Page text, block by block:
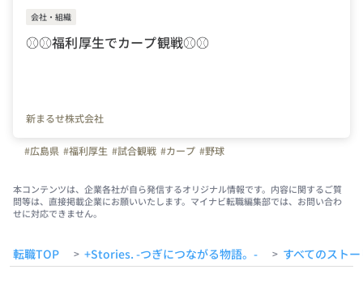
会社・組織
⚾⚾福利厚生でカープ観戦⚾⚾
新まるせ株式会社
#広島県 #福利厚生 #試合観戦 #カープ #野球
本コンテンツは、企業各社が自ら発信するオリジナル情報です。内容に関するご質
問等は、直接掲載企業にお願いいたします。マイナビ転職編集部では、お問い合わ
せに対応できません。
転職TOP > +Stories. -つぎにつながる物語。- > すべてのスト